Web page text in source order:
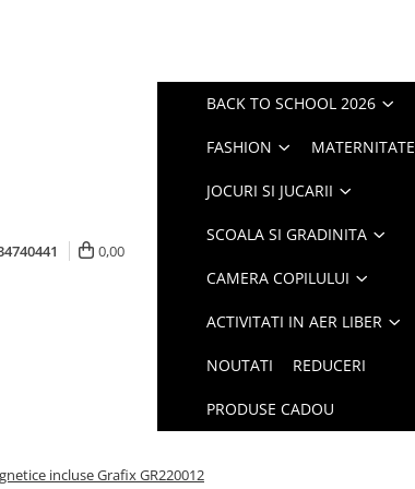
0,00
BACK TO SCHOOL 2026
FASHION MATERNITATE
JOCURI SI JUCARII
SCOALA SI GRADINITA
CAMERA COPILULUI
ACTIVITATI IN AER LIBER
NOUTATI REDUCERI
PRODUSE CADOU
incluse Grafix GR220012